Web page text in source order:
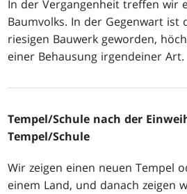
In der Vergangenheit treffen wir
Baumvolks. In der Gegenwart ist
riesigen Bauwerk geworden,
einer Behausung irgendeiner Art.
Tempel/Schule nach der
Tempel/Schule
Wir zeigen einen neuen Tempel
einem Land, und danach zeigen